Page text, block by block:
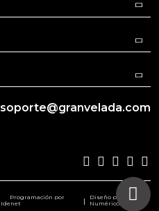
soporte@granvelada.com
Programación por
Idenet
|
Diseño por
Numéricco